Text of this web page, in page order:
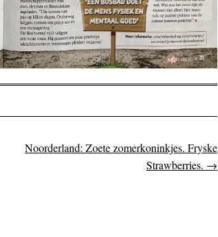
Noorderland: Zoete zomerkoninkjes. Fryske
Strawberries. →